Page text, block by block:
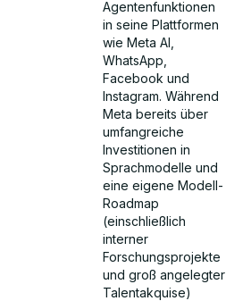
Agentenfunktionen
in seine Plattformen
wie Meta AI,
WhatsApp,
Facebook und
Instagram. Während
Meta bereits über
umfangreiche
Investitionen in
Sprachmodelle und
eine eigene Modell-
Roadmap
(einschließlich
interner
Forschungsprojekte
und groß angelegter
Talentakquise)